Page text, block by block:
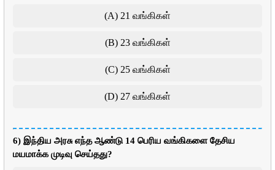
(A) 21 வங்கிகள்
(B) 23 வங்கிகள்
(C) 25 வங்கிகள்
(D) 27 வங்கிகள்
6) இந்திய அரசு எந்த ஆண்டு 14 பெரிய வங்கிகளை தேசிய
மயமாக்க முடிவு செய்தது?